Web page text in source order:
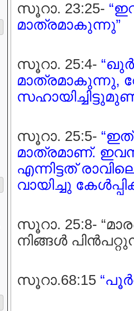
സൂറാ. 23:25-
മാത്രമാകുന്നു”
സൂറാ. 25:4-
സൂറാ. 25:5-
മാത്രമാണ്.
എന്നിട്ടത്
വായിച്ചു
സൂറാ. 25:8-
നിങ്ങള്‍
സൂറാ.68:15